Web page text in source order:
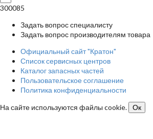
300085
Задать вопрос специалисту
Задать вопрос производителям товара
Официальный сайт "Кратон"
Список сервисных центров
Каталог запасных частей
Пользовательское соглашение
Политика конфиденциальности
На сайте используются файлы cookie.
Ок